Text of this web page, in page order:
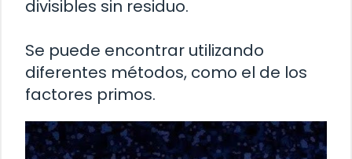
divisibles sin residuo.
Se puede encontrar utilizando
diferentes métodos, como el de los
factores primos.